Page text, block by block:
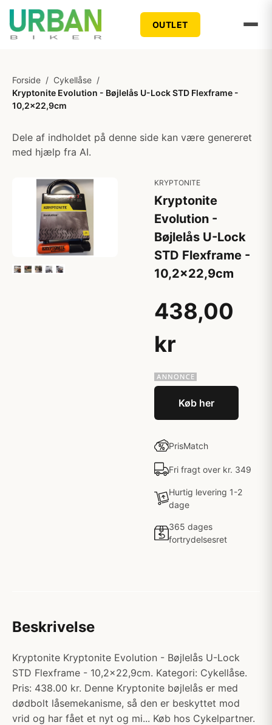
OUTLET
Forside / Cykellåse /
Kryptonite Evolution - Bøjlelås U-Lock STD Flexframe -
10,2x22,9cm
Dele af indholdet på denne side kan være genereret
med hjælp fra AI.
KRYPTONITE
Kryptonite
Evolution -
Bøjlelås U-Lock
STD Flexframe -
10,2x22,9cm
438,00
kr
Køb her
PrisMatch
Fri fragt over kr. 349
Hurtig levering 1-2
dage
365 dages
fortrydelsesret
Beskrivelse
Kryptonite Kryptonite Evolution - Bøjlelås U-Lock
STD Flexframe - 10,2x22,9cm. Kategori: Cykellåse.
Pris: 438.00 kr. Denne Kryptonite bøjlelås er med
dødbolt låsemekanisme, så den er beskyttet mod
vrid og har fået et nyt og mi... Køb hos Cykelpartner.